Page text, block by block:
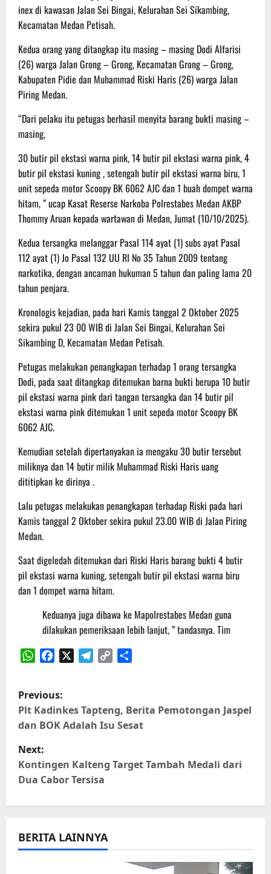
inex di kawasan Jalan Sei Bingai, Kelurahan Sei Sikambing,
Kecamatan Medan Petisah.
Kedua orang yang ditangkap itu masing – masing Dodi Alfarisi
(26) warga Jalan Grong – Grong, Kecamatan Grong – Grong,
Kabupaten Pidie dan Muhammad Riski Haris (26) warga Jalan
Piring Medan.
“Dari pelaku itu petugas berhasil menyita barang bukti masing –
masing,
30 butir pil ekstasi warna pink, 14 butir pil ekstasi warna pink, 4
butir pil ekstasi kuning , setengah butir pil ekstasi warna biru, 1
unit sepeda motor Scoopy BK 6062 AJC dan 1 buah dompet warna
hitam, ” ucap Kasat Reserse Narkoba Polrestabes Medan AKBP
Thommy Aruan kepada wartawan di Medan, Jumat (10/10/2025).
Kedua tersangka melanggar Pasal 114 ayat (1) subs ayat Pasal
112 ayat (1) Jo Pasal 132 UU RI No 35 Tahun 2009 tentang
narkotika, dengan ancaman hukuman 5 tahun dan paling lama 20
tahun penjara.
Kronologis kejadian, pada hari Kamis tanggal 2 Oktober 2025
sekira pukul 23 00 WIB di Jalan Sei Bingai, Kelurahan Sei
Sikambing D, Kecamatan Medan Petisah.
Petugas melakukan penangkapan terhadap 1 orang tersangka
Dodi, pada saat ditangkap ditemukan barna bukti berupa 10 butir
pil ekstasi warna pink dari tangan tersangka dan 14 butir pil
ekstasi warna pink ditemukan 1 unit sepeda motor Scoopy BK
6062 AJC.
Kemudian setelah dipertanyakan ia mengaku 30 butir tersebut
miliknya dan 14 butir milik Muhammad Riski Haris uang
dititipkan ke dirinya .
Lalu petugas melakukan penangkapan terhadap Riski pada hari
Kamis tanggal 2 Oktober sekira pukul 23.00 WIB di Jalan Piring
Medan.
Saat digeledah ditemukan dari Riski Haris barang bukti 4 butir
pil ekstasi warna kuning, setengah butir pil ekstasi warna biru
dan 1 dompet warna hitam.
Keduanya juga dibawa ke Mapolrestabes Medan guna
dilakukan pemeriksaan lebih lanjut, ” tandasnya. Tim
P
o
s
t
v
Previous:
Plt Kadinkes Tapteng, Berita Pemotongan Jaspel
dan BOK Adalah Isu Sesat
Next:
Kontingen Kalteng Target Tambah Medali dari
Dua Cabor Tersisa
BERITA LAINNYA